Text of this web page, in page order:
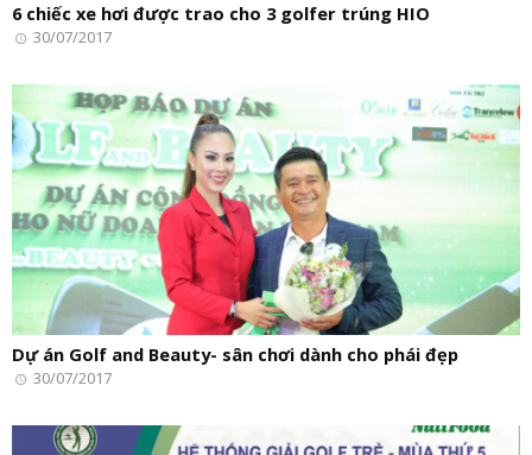
6 chiếc xe hơi được trao cho 3 golfer trúng HIO
30/07/2017
Dự án Golf and Beauty- sân chơi dành cho phái đẹp
30/07/2017